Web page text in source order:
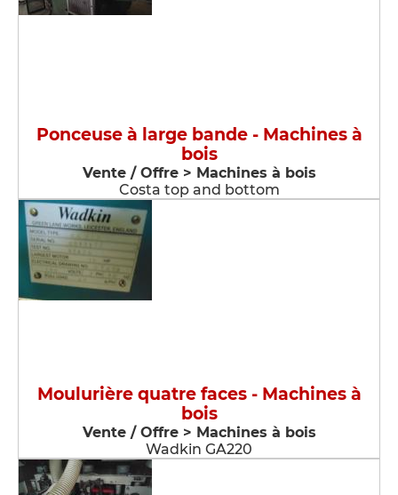
Ponceuse à large bande - Machines à
bois
Vente / Offre > Machines à bois
Costa top and bottom
Moulurière quatre faces - Machines à
bois
Vente / Offre > Machines à bois
Wadkin GA220